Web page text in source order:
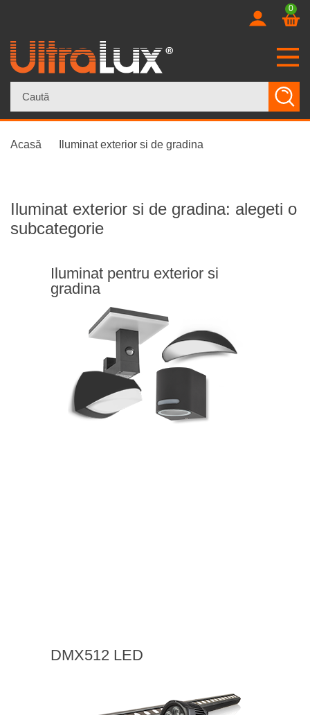
0
Acasă Iluminat exterior si de gradina
Iluminat exterior si de gradina: alegeti o
subcategorie
Iluminat pentru exterior si
gradina
DMX512 LED